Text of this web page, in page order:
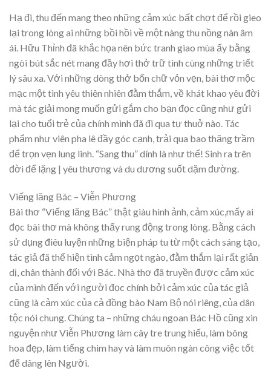
Hạ đi, thu đến mang theo những cảm xúc bất chợt để rồi gieo
lại trong lòng ai những bồi hồi về một nàng thu nồng nàn âm
ái. Hữu Thỉnh đã khắc họa nên bức tranh giao mùa ấy bằng
ngòi bút sắc nét mang đầy hơi thở trữ tình cùng những triết
lý sâu xa. Với những dòng thở bốn chữ vỏn vẹn, bài thơ mộc
mạc một tình yêu thiên nhiên đằm thắm, về khát khao yêu đời
mà tác giải mong muốn gửi gắm cho bạn đọc cũng như gửi
lại cho tuổi trẻ của chính mình đã đi qua tự thuở nào. Tác
phẩm như viên pha lê đầy góc cạnh, trải qua bao thăng trầm
để trọn vẹn lung linh. “Sang thu” dính là như thế! Sinh ra trên
đời để lặng | yêu thương và du dương suốt dặm đường.
Viếng lăng Bác – Viễn Phương
Bài thơ “Viếng lăng Bác” thật giàu hình ảnh, cảm xúc,mấy ai
đọc bài thơ mà không thấy rung động trong lòng. Bằng cách
sử dụng điêu luyện những biện pháp tu từ một cách sáng tạo,
tác giả đã thể hiện tình cảm ngọt ngào, đằm thắm lại rất giản
dị, chân thành đối với Bác. Nhà thơ đã truyền được cảm xúc
của mình đến với người đọc chính bởi cảm xúc của tác giả
cũng là cảm xúc của cả đồng bào Nam Bộ nói riêng, của dân
tộc nói chung. Chúng ta – những cháu ngoan Bác Hồ cũng xin
nguyện như Viễn Phương làm cây tre trung hiếu, làm bông
hoa đẹp, làm tiếng chim hay và làm muôn ngàn công việc tốt
để dâng lên Người.